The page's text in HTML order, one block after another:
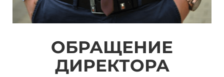
ОБРАЩЕНИЕ
ДИРЕКТОРА